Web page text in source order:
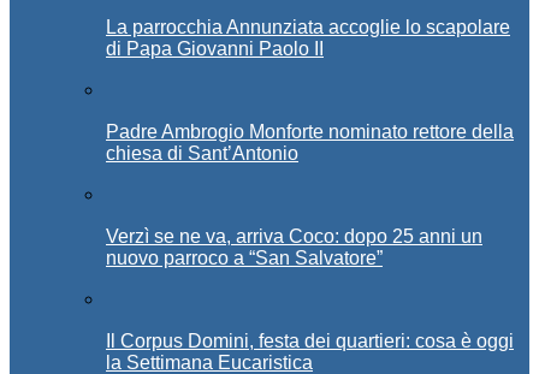
La parrocchia Annunziata accoglie lo scapolare
di Papa Giovanni Paolo II
Padre Ambrogio Monforte nominato rettore della
chiesa di Sant’Antonio
Verzì se ne va, arriva Coco: dopo 25 anni un
nuovo parroco a “San Salvatore”
Il Corpus Domini, festa dei quartieri: cosa è oggi
la Settimana Eucaristica